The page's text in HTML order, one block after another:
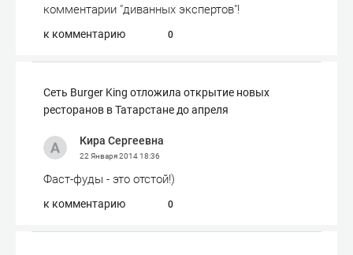
комментарии "диванных экспертов"!
к комментарию 0
Сеть Burger King отложила открытие новых
ресторанов в Татарстане до апреля
Кира Сергеевна
22 Января 201418:36
Фаст-фуды - это отстой!)
к комментарию 0